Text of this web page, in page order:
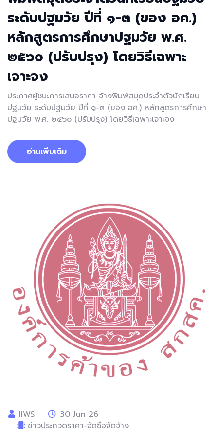
ระดับปฐมวัย ปีที่ ๑-๓ (ของ อค.)
หลักสูตรการศึกษาปฐมวัย พ.ศ.
๒๕๖๐ (ปรับปรุง) โดยวิธีเฉพาะ
เจาะจง
ประกาศผู้ชนะการเสนอราคา จ้างพิมพ์สมุดประจำตัวนักเรียน
ปฐมวัย ระดับปฐมวัย ปีที่ ๑-๓ (ของ อค.) หลักสูตรการศึกษา
ปฐมวัย พ.ศ. ๒๕๖๐ (ปรับปรุง) โดยวิธีเฉพาะเจาะจง
อ่านเพิ่มเติม
llWS
30 Jun 26
ข่าวประกวดราคา-จัดซื้อจัดจ้าง